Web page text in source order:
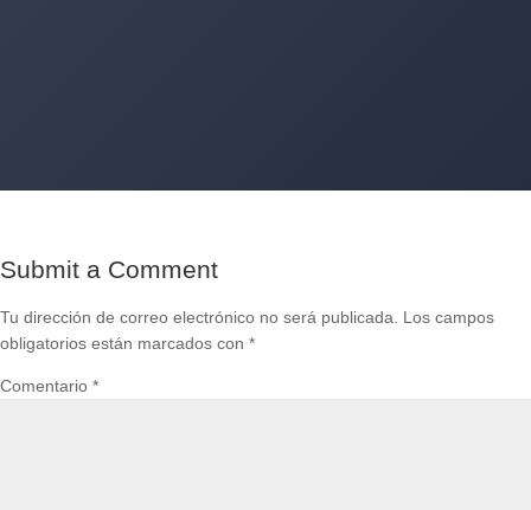
Submit a Comment
Tu dirección de correo electrónico no será publicada.
Los campos
obligatorios están marcados con *
Comentario *